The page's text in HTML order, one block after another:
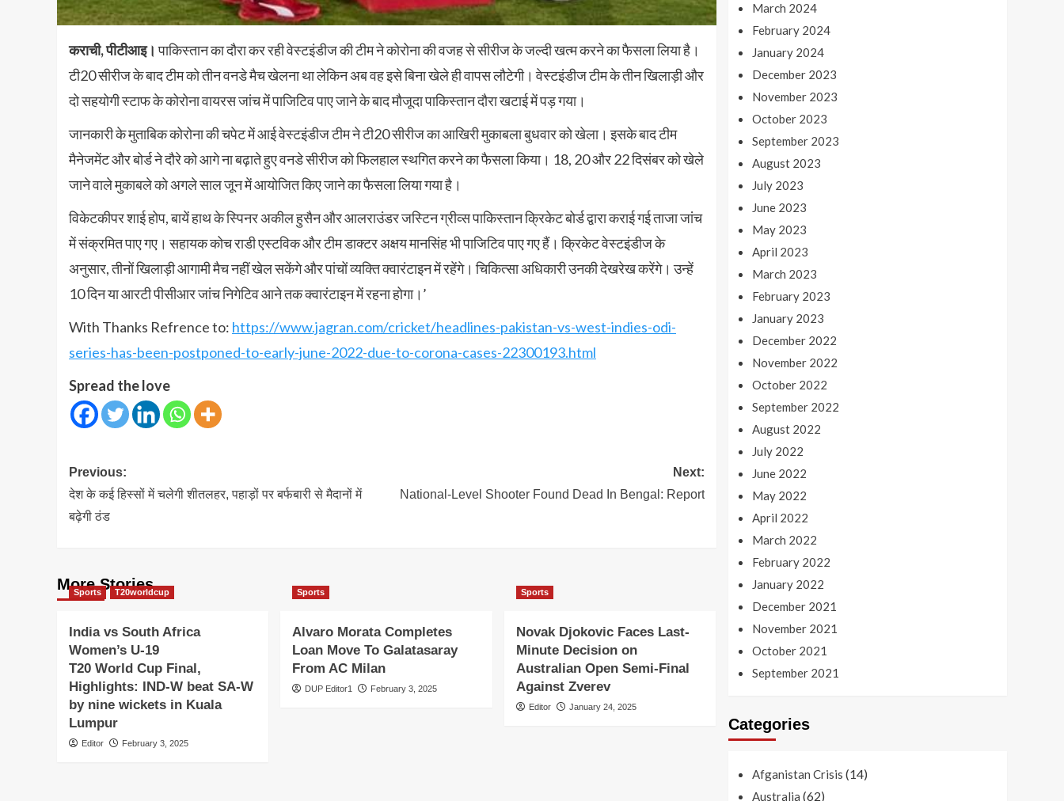
कराची, पीटीआइ।पाकिस्तान का दौरा कर रही वेस्टइंडीज की टीम ने कोरोना की वजह से सीरीज के जल्दी खत्म करने का फैसला लिया है।
टी20 सीरीज के बाद टीम को तीन वनडे मैच खेलना था लेकिन अब वह इसे बिना खेले ही वापस लौटेगी। वेस्टइंडीज टीम के तीन खिलाड़ी और
दो सहयोगी स्टाफ के कोरोना वायरस जांच में पाजिटिव पाए जाने के बाद मौजूदा पाकिस्तान दौरा खटाई में पड़ गया।
जानकारी के मुताबिक कोरोना की चपेट में आई वेस्टइंडीज टीम ने टी20 सीरीज का आखिरी मुकाबला बुधवार को खेला। इसके बाद टीम
मैनेजमेंट और बोर्ड ने दौरे को आगे ना बढ़ाते हुए वनडे सीरीज को फिलहाल स्थगित करने का फैसला किया। 18, 20 और 22 दिसंबर को खेले
जाने वाले मुकाबले को अगले साल जून में आयोजित किए जाने का फैसला लिया गया है।
विकेटकीपर शाई होप, बायें हाथ के स्पिनर अकील हुसैन और आलराउंडर जस्टिन ग्रीव्स पाकिस्तान क्रिकेट बोर्ड द्वारा कराई गई ताजा जांच
में संक्रमित पाए गए। सहायक कोच राडी एस्टविक और टीम डाक्टर अक्षय मानसिंह भी पाजिटिव पाए गए हैं। क्रिकेट वेस्टइंडीज के
अनुसार, तीनों खिलाड़ी आगामी मैच नहीं खेल सकेंगे और पांचों व्यक्ति क्वारंटाइन में रहेंगे। चिकित्सा अधिकारी उनकी देखरेख करेंगे। उन्हें
10 दिन या आरटी पीसीआर जांच निगेटिव आने तक क्वारंटाइन में रहना होगा।’
With Thanks Refrence to: https://www.jagran.com/cricket/headlines-pakistan-vs-west-indies-odi-
series-has-been-postponed-to-early-june-2022-due-to-corona-cases-22300193.html
Spread the love
Post
navigation
Previous:
देश के कई हिस्सों में चलेगी शीतलहर, पहाड़ों पर बर्फबारी से मैदानों में
बढ़ेगी ठंड
Next:
National-Level Shooter Found Dead In Bengal: Report
More Stories
Sports T20worldcup
India vs South Africa
Women’s U-19
T20 World Cup Final,
Highlights: IND-W beat SA-W
by nine wickets in Kuala
Lumpur
Editor February 3, 2025
Sports
Alvaro Morata Completes
Loan Move To Galatasaray
From AC Milan
DUP Editor1 February 3, 2025
Sports
Novak Djokovic Faces Last-
Minute Decision on
Australian Open Semi-Final
Against Zverev
Editor January 24, 2025
March 2024
February 2024
January 2024
December 2023
November 2023
October 2023
September 2023
August 2023
July 2023
June 2023
May 2023
April 2023
March 2023
February 2023
January 2023
December 2022
November 2022
October 2022
September 2022
August 2022
July 2022
June 2022
May 2022
April 2022
March 2022
February 2022
January 2022
December 2021
November 2021
October 2021
September 2021
Categories
Afganistan Crisis (14)
Australia (62)